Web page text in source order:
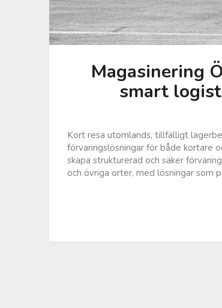
Magasinering
smart
Kort resa utomlands, tillfälligt
förvaringslösningar för både kortare
skapa strukturerad och säker
och övriga orter, med lösningar som